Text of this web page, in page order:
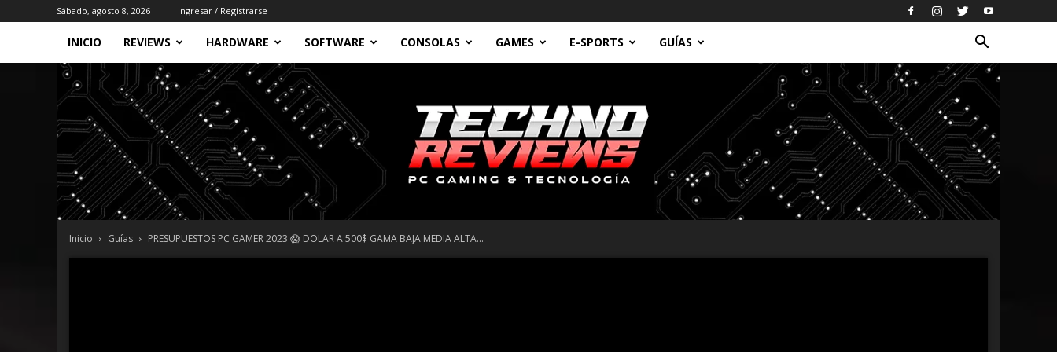
Sábado, agosto 8, 2026 Ingresar / Registrarse
INICIO REVIEWS HARDWARE SOFTWARE CONSOLAS GAMES E-SPORTS GUÍAS
Inicio Guías PRESUPUESTOS PC GAMER 2023 😱 DOLAR A 500$ GAMA BAJA MEDIA ALTA...